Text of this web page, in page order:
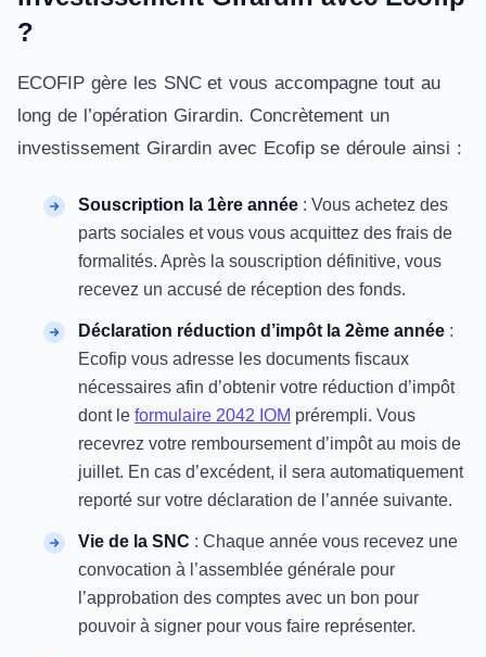
?
ECOFIP gère les SNC et vous accompagne tout au
long de l’opération Girardin. Concrètement un
investissement Girardin avec Ecofip se déroule ainsi :
Souscription la 1ère année : Vous achetez des
parts sociales et vous vous acquittez des frais de
formalités. Après la souscription définitive, vous
recevez un accusé de réception des fonds.
Déclaration réduction d’impôt la 2ème année :
Ecofip vous adresse les documents fiscaux
nécessaires afin d’obtenir votre réduction d’impôt
dont le formulaire 2042 IOM prérempli. Vous
recevrez votre remboursement d’impôt au mois de
juillet. En cas d’excédent, il sera automatiquement
reporté sur votre déclaration de l’année suivante.
Vie de la SNC : Chaque année vous recevez une
convocation à l’assemblée générale pour
l’approbation des comptes avec un bon pour
pouvoir à signer pour vous faire représenter.